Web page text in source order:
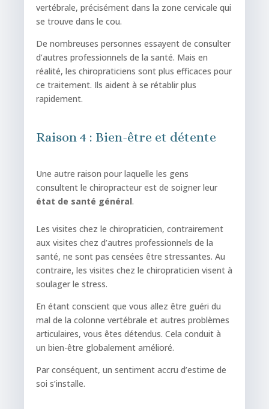
vertébrale, précisément dans la zone cervicale qui
se trouve dans le cou.
De nombreuses personnes essayent de consulter
d’autres professionnels de la santé. Mais en
réalité, les chiropraticiens sont plus efficaces pour
ce traitement. Ils aident à se rétablir plus
rapidement.
Raison 4 : Bien-être et détente
Une autre raison pour laquelle les gens
consultent le chiropracteur est de soigner leur
état de santé général.
Les visites chez le chiropraticien, contrairement
aux visites chez d’autres professionnels de la
santé, ne sont pas censées être stressantes. Au
contraire, les visites chez le chiropraticien visent à
soulager le stress.
En étant conscient que vous allez être guéri du
mal de la colonne vertébrale et autres problèmes
articulaires, vous êtes détendus. Cela conduit à
un bien-être globalement amélioré.
Par conséquent, un sentiment accru d’estime de
soi s’installe.